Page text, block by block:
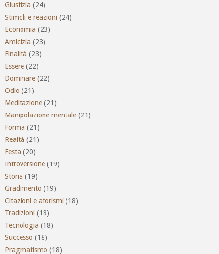
Giustizia (24)
Stimoli e reazioni (24)
Economia (23)
Amicizia (23)
Finalità (23)
Essere (22)
Dominare (22)
Odio (21)
Meditazione (21)
Manipolazione mentale (21)
Forma (21)
Realtà (21)
Festa (20)
Introversione (19)
Storia (19)
Gradimento (19)
Citazioni e aforismi (18)
Tradizioni (18)
Tecnologia (18)
Successo (18)
Pragmatismo (18)